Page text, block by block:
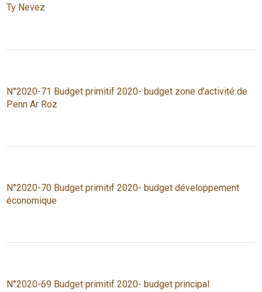
Ty Nevez
N°2020-71 Budget primitif 2020- budget zone d’activité de
Penn Ar Roz
N°2020-70 Budget primitif 2020- budget développement
économique
N°2020-69 Budget primitif 2020- budget principal